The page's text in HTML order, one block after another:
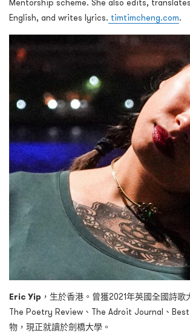
Mentorship scheme. She also edits,
English, and writes lyrics. timtimcheng.com.
Eric Yip ，生於香港。曾獲2021年英國全國詩
The Poetry Review、The Adroit Journal、
物，現正就讀於劍橋大學。